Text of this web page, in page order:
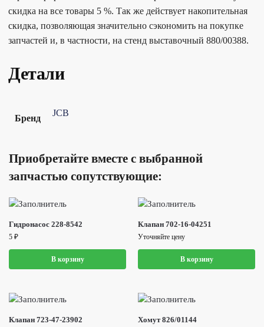
скидка на все товары 5 %. Так же действует накопительная
скидка, позволяющая значительно сэкономить на покупке
запчастей и, в частности, на стенд выставочный 880/00388.
Детали
Бренд
JCB
Приобретайте вместе с выбранной
запчастью сопутствующие:
Гидронасос 228-8542
5 ₽
В корзину
Клапан 702-16-04251
Уточняйте цену
В корзину
Клапан 723-47-23902 Хомут 826/01144